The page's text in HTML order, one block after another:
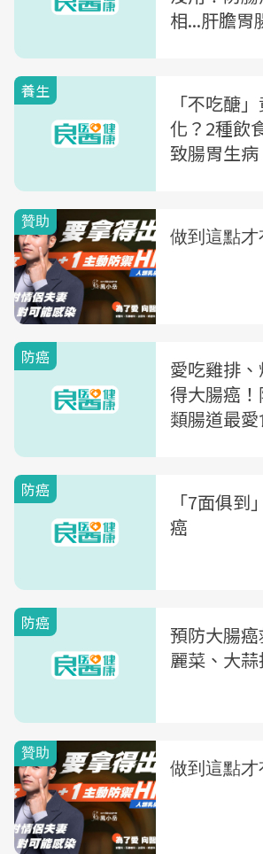
相...肝膽胃
養生
「不吃醣
化？2種飲
致腸胃生病
防癌
愛吃雞排
得大腸癌
類腸道最
防癌
「7面俱
癌
防癌
預防大腸
麗菜、大